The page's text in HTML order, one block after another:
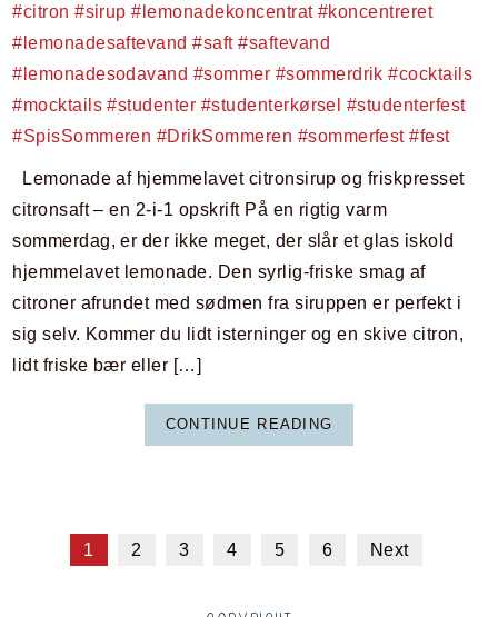
Lemonade af hjemmelavet citronsirup og friskpresset
citronsaft – en 2-i-1 opskrift På en rigtig varm
sommerdag, er der ikke meget, der slår et glas iskold
hjemmelavet lemonade. Den syrlig-friske smag af
citroner afrundet med sødmen fra siruppen er perfekt i
sig selv. Kommer du lidt isterninger og en skive citron,
lidt friske bær eller […]
CONTINUE READING
1 2 3 4 5 6 Next